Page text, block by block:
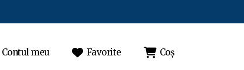
Contul meu Favorite Coș